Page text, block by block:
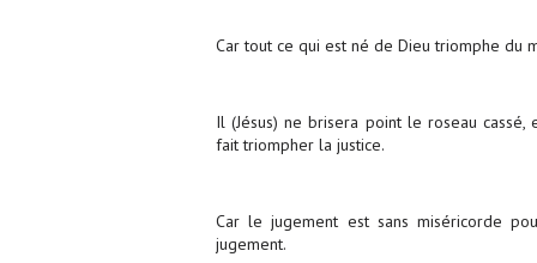
Car tout ce qui est né de Dieu triomphe du
Il (Jésus) ne brisera point le roseau cassé,
fait triompher la justice.
Car le jugement est sans miséricorde
jugement.